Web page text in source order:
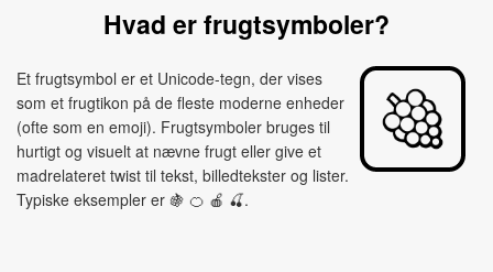
Hvad er frugtsymboler?
Et frugtsymbol er et Unicode-tegn, der vises
som et frugtikon på de fleste moderne enheder
(ofte som en emoji). Frugtsymboler bruges til
hurtigt og visuelt at nævne frugt eller give et
madrelateret twist til tekst, billedtekster og lister.
Typiske eksempler er 🍇 🍊 🍎 🍒.